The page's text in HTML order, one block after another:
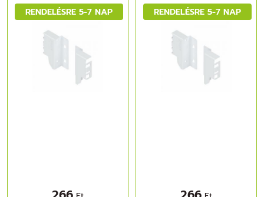
RENDELÉSRE 5-7 NAP RENDELÉSRE 5-7 NAP